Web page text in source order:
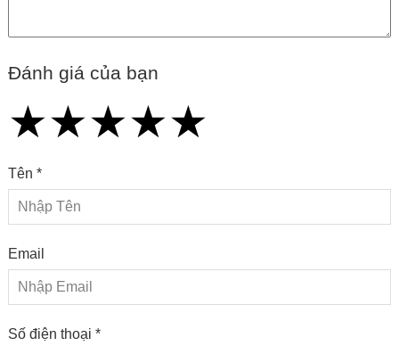
Đánh giá của bạn
★
★★
★★★
★★★★
★★★★★
Tên *
Email
Số điện thoại *